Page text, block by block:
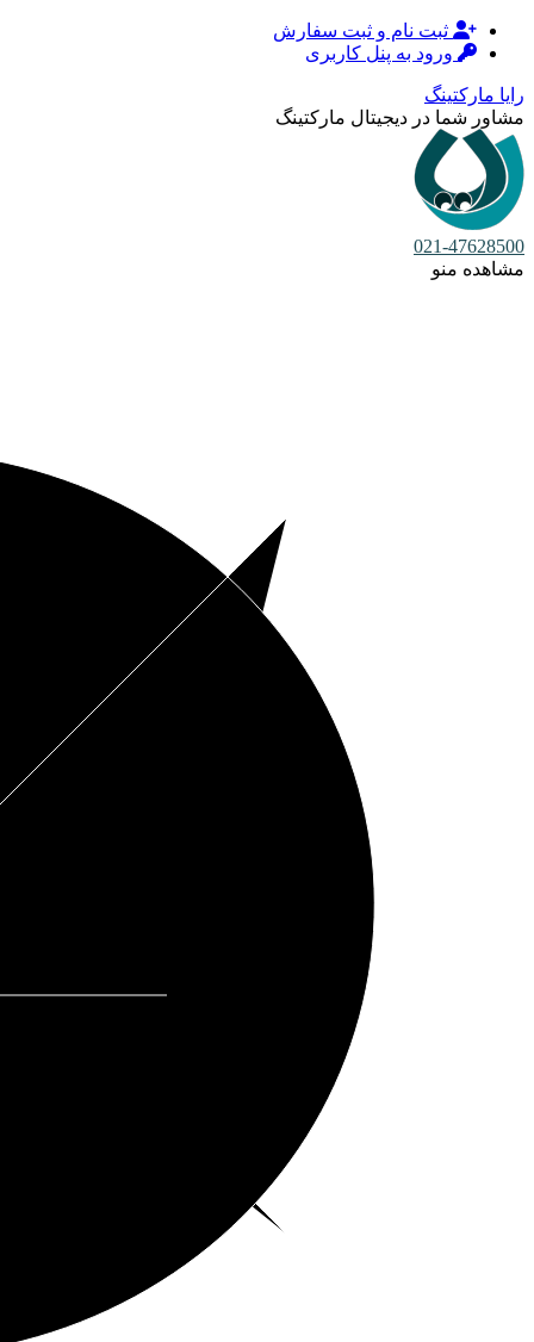
ثبت نام و ثبت سفارش
ورود به پنل کاربری
رایا مارکتینگ
مشاور شما در دیجیتال مارکتینگ
021-47628500
مشاهده منو